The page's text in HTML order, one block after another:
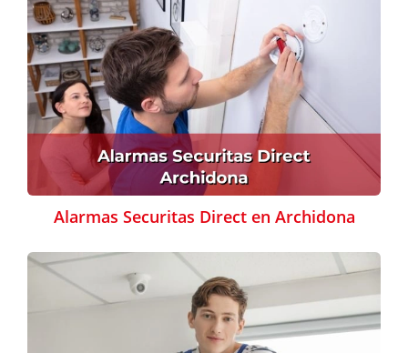
Alarmas Securitas Direct en Archidona